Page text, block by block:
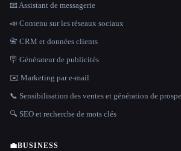
📧 Assistant de messagerie
📣 Contenu sur les réseaux sociaux
📇 CRM et données clients
🪧 Générateur de publicités
✉️ Marketing par e-mail
📞 Sensibilisation des ventes et génération de
🔍 SEO et recherche de mots clés
💼BUSINESS